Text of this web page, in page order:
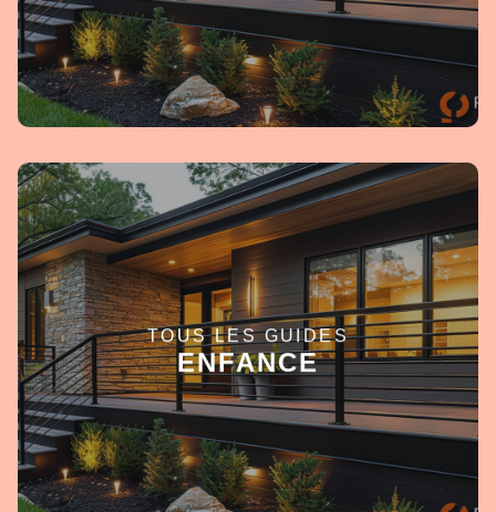
TOUS LES GUIDES
ENFANCE
EN SAVOIR +